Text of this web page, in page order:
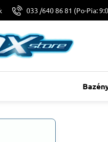
033 /640 86 81 (Po-Pia: